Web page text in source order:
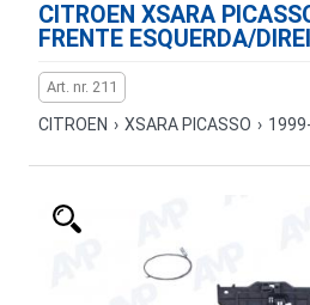
CITROEN XSARA
FRENTE ESQUERDA/
Art. nr. 211
CITROEN › XSARA PICASSO ›